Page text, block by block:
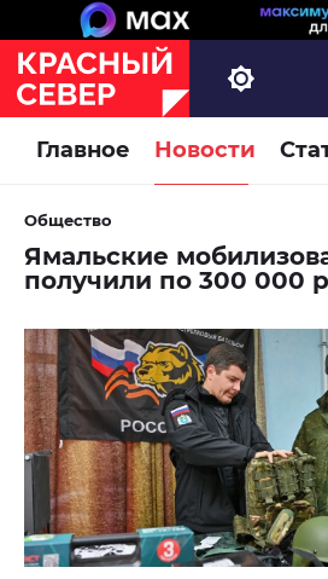
Главное Новости
Общество
Ямальские
получили по 300 000